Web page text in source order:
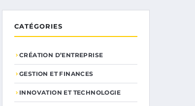
CATÉGORIES
CRÉATION D’ENTREPRISE
GESTION ET FINANCES
INNOVATION ET TECHNOLOGIE